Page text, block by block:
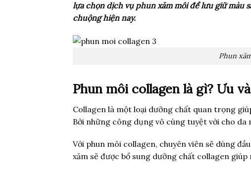
lựa chọn dịch vụ phun xăm môi để lưu giữ màu
chuộng hiện nay.
Phun
Phun môi collagen là gì? Ưu
Collagen là một loại dưỡng chất quan trọng
Bởi những công dụng vô cùng tuyệt vời cho
Với phun môi collagen, chuyên viên sẽ dùng
xăm sẽ được bổ sung dưỡng chất collagen